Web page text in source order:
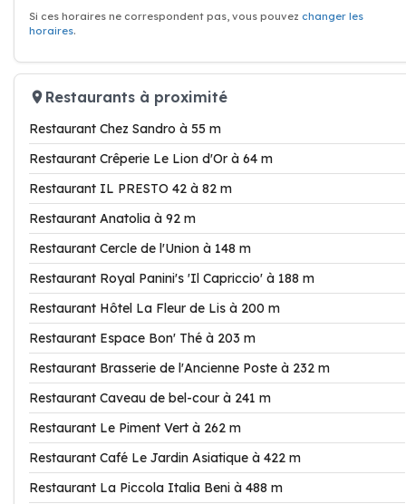
Si ces horaires ne correspondent pas, vous pouvez changer les
horaires.
Restaurants à proximité
Restaurant Chez Sandro à 55 m
Restaurant Crêperie Le Lion d'Or à 64 m
Restaurant IL PRESTO 42 à 82 m
Restaurant Anatolia à 92 m
Restaurant Cercle de l'Union à 148 m
Restaurant Royal Panini's 'Il Capriccio' à 188 m
Restaurant Hôtel La Fleur de Lis à 200 m
Restaurant Espace Bon' Thé à 203 m
Restaurant Brasserie de l'Ancienne Poste à 232 m
Restaurant Caveau de bel-cour à 241 m
Restaurant Le Piment Vert à 262 m
Restaurant Café Le Jardin Asiatique à 422 m
Restaurant La Piccola Italia Beni à 488 m